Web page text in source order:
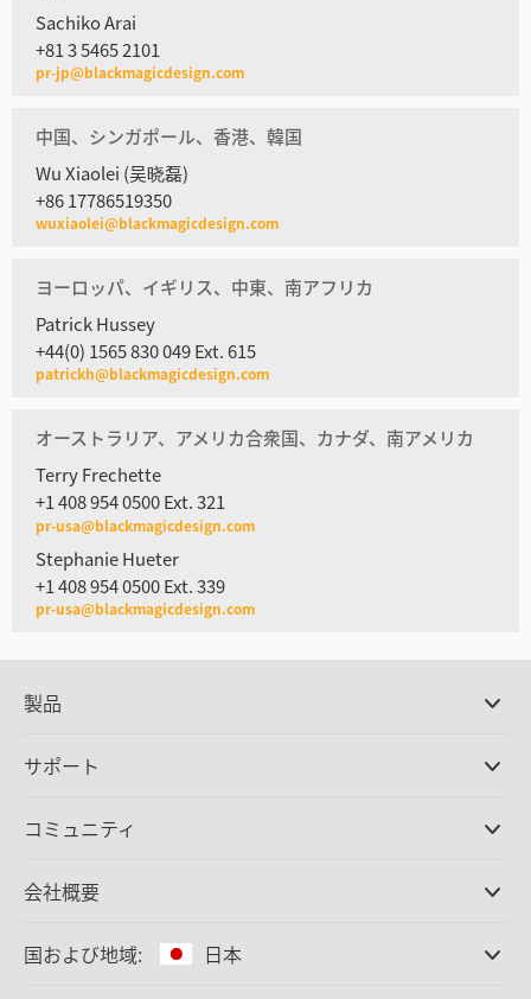
Sachiko Arai
+81 3 5465 2101
pr-jp@blackmagicdesign.com
中国、シンガポール、香港、韓国
Wu Xiaolei (吴晓磊)
+86 17786519350
wuxiaolei@blackmagicdesign.com
ヨーロッパ、イギリス、中東、南アフリカ
Patrick Hussey
+44(0) 1565 830 049 Ext. 615
patrickh@blackmagicdesign.com
オーストラリア、アメリカ合衆国、カナダ、南アメリカ
Terry Frechette
+1 408 954 0500 Ext. 321
pr-usa@blackmagicdesign.com
Stephanie Hueter
+1 408 954 0500 Ext. 339
pr-usa@blackmagicdesign.com
製品
DaVinci Resolve/Fusion
ATEMプロダクション
ディスクレコーダー
Cintelフィルムスキャニング
サポート
サポートセンター
コミュニティ
会社概要
会社概要
国および地域: 日本